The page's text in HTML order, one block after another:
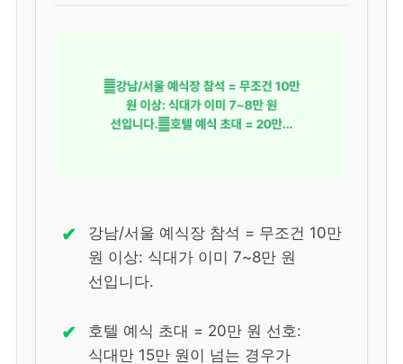
✔
강남/서울 예식장 참석 = 무조건 10만
원 이상: 식대가 이미 7~8만 원
선입니다.
✔
호텔 예식 초대 = 20만 원 선호:
식대만 15만 원이 넘는 경우가